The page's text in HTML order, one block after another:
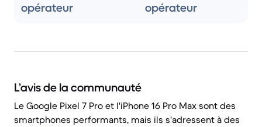
opérateur
opérateur
L’avis de la communauté
Le Google Pixel 7 Pro et l'iPhone 16 Pro Max sont des
smartphones performants, mais ils s'adressent à des